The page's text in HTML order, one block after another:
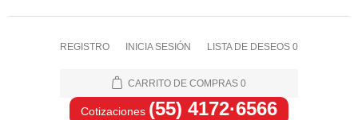
REGISTRO INICIA SESIÓN LISTA DE DESEOS 0
CARRITO DE COMPRAS 0
Cotizaciones (55) 4172·6566